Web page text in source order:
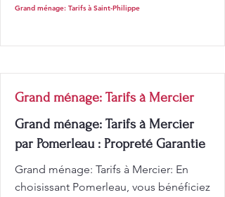
Grand ménage: Tarifs à Saint-Philippe
Grand ménage: Tarifs à Mercier
Grand ménage: Tarifs à Mercier
par Pomerleau : Propreté Garantie
Grand ménage: Tarifs à Mercier: En
choisissant Pomerleau, vous bénéficiez